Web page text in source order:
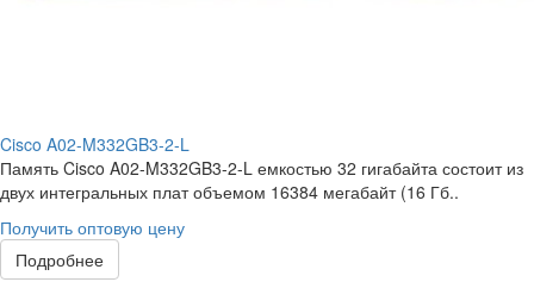
Cisco A02-M332GB3-2-L
Память Cisco A02-M332GB3-2-L емкостью 32 гигабайта состоит из
двух интегральных плат объемом 16384 мегабайт (16 Гб..
Получить оптовую цену
Подробнее